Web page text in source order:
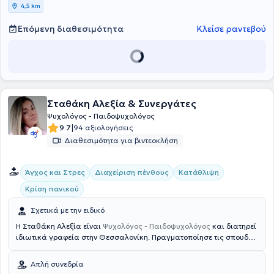
4,5 km
Επόμενη διαθεσιμότητα Κλείσε ραντεβού
Σταθάκη Αλεξία & Συνεργάτες
Ψυχολόγος - Παιδοψυχολόγος
9.7|94 αξιολογήσεις
Διαθεσιμότητα για βιντεοκλήση
Άγχος και Στρες Διαχείριση πένθους
Κατάθλιψη
Κρίση πανικού
Σχετικά με την ειδικό
Η Σταθάκη Αλεξία είναι Ψυχολόγος - Παιδοψυχολόγος και διατηρεί
ιδιωτικά γραφεία στην Θεσσαλονίκη. Πραγματοποίησε τις σπουδές
Θεσσαλονίκης. Έχει συνεργαστεί με το Κέντρο Κακοποιημένων
Γυναικών/Ε.Κ.Α.Ψ.Υ, το Σωματείο Υποστήριξης Ψωριασικών
Απλή συνεδρία